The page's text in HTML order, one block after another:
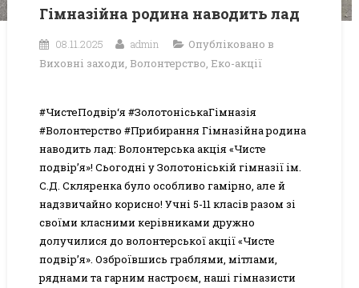
Гімназійна родина наводить лад
08.11.2025 admin
Опубліковано в
Виховні заходи, Волонтерство, Еко-акції
#ЧистеПодвір‘я #ЗолотоніськаГімназія
#Волонтерство #Прибирання Гімназійна родина
наводить лад: Волонтерська акція «Чисте
подвір’я»! Сьогодні у Золотоніській гімназії ім.
С.Д. Скляренка було особливо гамірно, але й
надзвичайно корисно! Учні 5-11 класів разом зі
своїми класними керівниками дружно
долучилися до волонтерської акції «Чисте
подвір’я». Озброївшись граблями, мітлами,
ряднами та гарним настроєм, наші гімназисти